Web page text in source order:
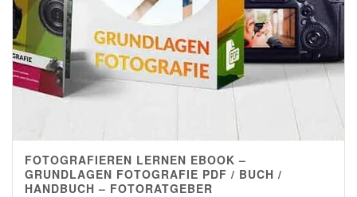
4.96
FOTOGRAFIEREN LERNEN EBOOK –
GRUNDLAGEN FOTOGRAFIE PDF / BUCH /
HANDBUCH – FOTORATGEBER